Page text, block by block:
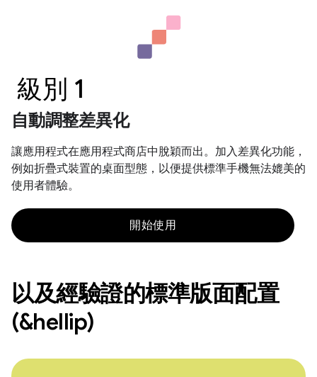
級別 1
自動調整差異化
讓應用程式在應用程式商店中脫穎而出。加入差異化功能，
例如折疊式裝置的桌面型態，以便提供標準手機無法媲美的
使用者體驗。
開始使用
以及經驗證的標準版面配置
(&hellip)